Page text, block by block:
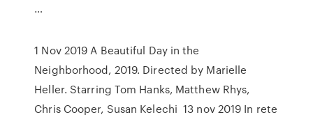
…
1 Nov 2019 A Beautiful Day in the
Neighborhood, 2019. Directed by Marielle
Heller. Starring Tom Hanks, Matthew Rhys,
Chris Cooper, Susan Kelechi 13 nov 2019 In rete